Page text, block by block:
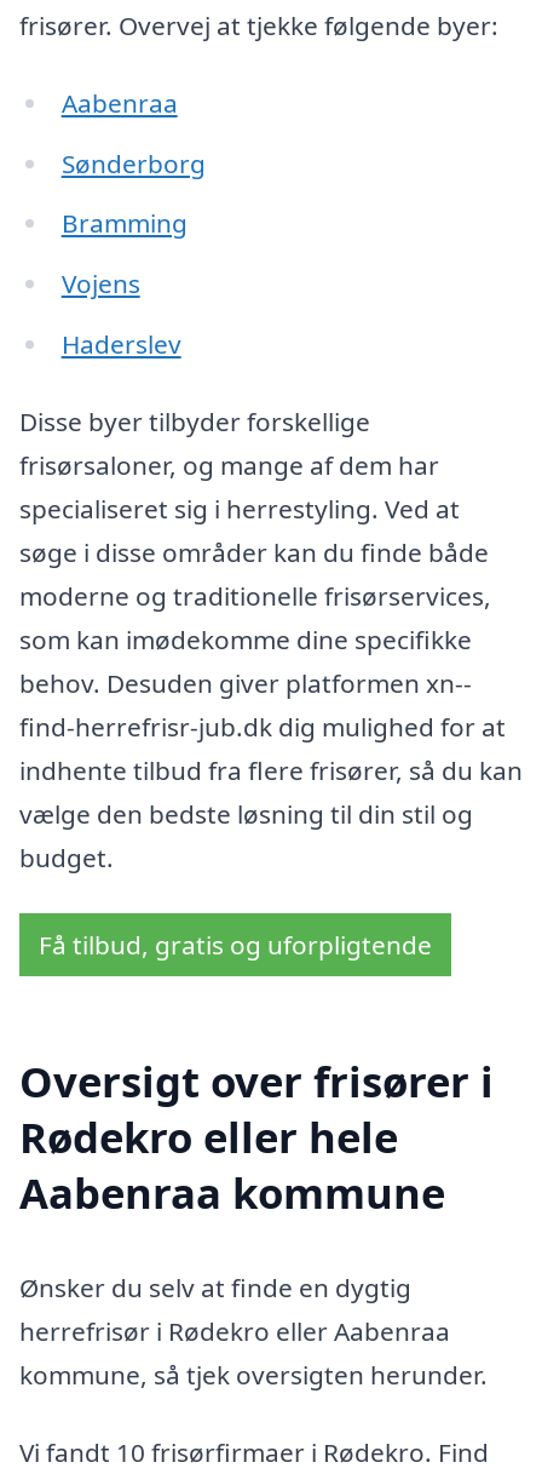
frisører. Overvej at tjekke følgende byer:
Aabenraa
Sønderborg
Bramming
Vojens
Haderslev
Disse byer tilbyder forskellige
frisørsaloner, og mange af dem har
specialiseret sig i herrestyling. Ved at
søge i disse områder kan du finde både
moderne og traditionelle frisørservices,
som kan imødekomme dine specifikke
behov. Desuden giver platformen xn--
find-herrefrisr-jub.dk dig mulighed for at
indhente tilbud fra flere frisører, så du kan
vælge den bedste løsning til din stil og
budget.
Få tilbud, gratis og uforpligtende
Oversigt over frisører i
Rødekro eller hele
Aabenraa kommune
Ønsker du selv at finde en dygtig
herrefrisør i Rødekro eller Aabenraa
kommune, så tjek oversigten herunder.
Vi fandt 10 frisørfirmaer i Rødekro. Find